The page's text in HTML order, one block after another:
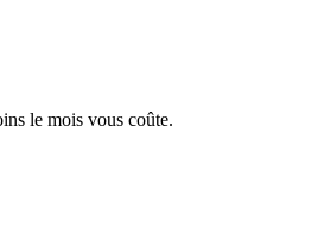
le mois vous coûte.